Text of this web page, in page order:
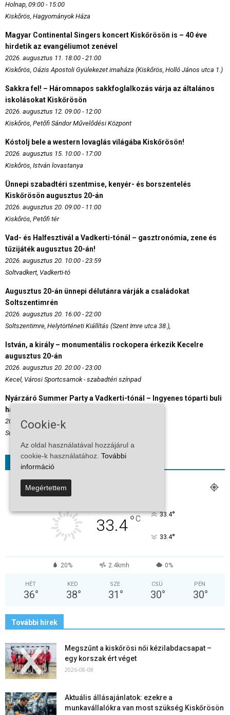
Holnap, 09:00 - 15:00
Kiskőrös, Hagyományok Háza
Magyar Continental Singers koncert Kiskőrösön is – 40 éve
hirdetik az evangéliumot zenével
2026. augusztus 11. 18:00 - 21:00
Kiskőrös, Oázis Apostoli Gyülekezet imaháza (Kiskőrös, Holló János utca 1.)
Sakkra fel! – Háromnapos sakkfoglalkozás várja az általános
iskolásokat Kiskőrösön
2026. augusztus 12. 09:00 - 12:00
Kiskőrös, Petőfi Sándor Művelődési Központ
Kóstolj bele a western lovaglás világába Kiskőrösön!
2026. augusztus 15. 10:00 - 17:00
Kiskőrös, István lovastanya
Ünnepi szabadtéri szentmise, kenyér- és borszentelés
Kiskőrösön augusztus 20-án
2026. augusztus 20. 09:00 - 11:00
Kiskőrös, Petőfi tér
Vad- és Halfesztivál a Vadkerti-tónál – gasztronómia, zene és
tűzijáték augusztus 20-án!
2026. augusztus 20. 10:00 - 23:59
Soltvadkert, Vadkerti-tó
Augusztus 20-án ünnepi délutánra várják a családokat
Soltszentimrén
2026. augusztus 20. 16:00 - 22:00
Soltszentimre, Helytörténeti Kiállítás (Szent Imre utca 38.),
István, a király – monumentális rockopera érkezik Kecelre
augusztus 20-án
2026. augusztus 20. 20:00 - 23:00
Kecel, Városi Sportcsarnok - szabadtéri színpad
Nyárzáró Summer Party a Vadkerti-tónál – Ingyenes tóparti buli
hajnalig!
2026. augusztus 22. 22:00 - 23:59
Soltvadkert, Vadkerti-tó
Időjárás
KISKŐRÖS
Tiszta Égbolt
33.4°C 33.4°
33.4°
20% 2.4kmh 0%
HÉT
36°
KED
38°
SZE
31 °
CSÜ
30°
PÉN
30°
További hírek
Megszűnt a kiskőrösi női kézilabdacsapat –
egy korszak ért véget
2026-08-08
Aktuális állásajánlatok: ezekre a
munkavállalókra van most szükség Kiskőrösön
Cookie-k
Az oldal használatával hozzájárul a
cookie-k használatához. További
információ
Megértettem